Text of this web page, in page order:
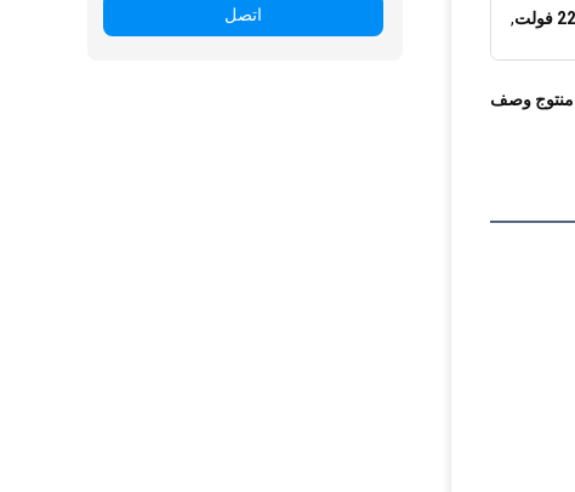
اتصل
,
منتوج وصف